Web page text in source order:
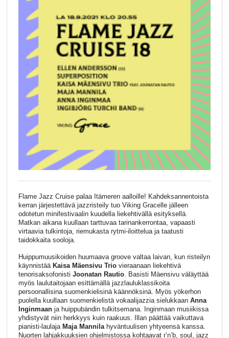
Flame Jazz Cruise palaa Itämeren aalloille! Kahdeksannentoista
kerran järjestettävä jazzristeily tuo Viking Gracelle jälleen
odotetun minifestivaalin kuudella liekehtivällä esityksellä.
Matkan aikana kuullaan tarttuvaa tarinankerrontaa, vapaasti
virtaavia tulkintoja, riemukasta rytmi-iloittelua ja taatusti
taidokkaita sooloja.
Huippumuusikoiden huumaava groove valtaa laivan, kun risteilyn
käynnistää Kaisa Mäensivu Triovieraanaan liekehtivä
tenorisaksofonisti Joonatan Rautio. Basisti Mäensivu väläyttää
myös laulutaitojaan esittämällä jazzlauluklassikoita
persoonallisina suomenkielisinä käännöksinä. Myös yökerhon
puolella kuullaan suomenkielistä vokaalijazzia sielukkaan Anna
Inginmaanja huippubändin tulkitsemana. Inginmaan musiikissa
yhdistyvät niin herkkyys kuin raakuus. Illan päättää vaikuttava
pianisti-laulaja Maja Mannilahyväntuulisen yhtyeensä kanssa.
Nuorten lahjakkuuksien ohjelmistossa kohtaavat r’n’b, soul, jazz